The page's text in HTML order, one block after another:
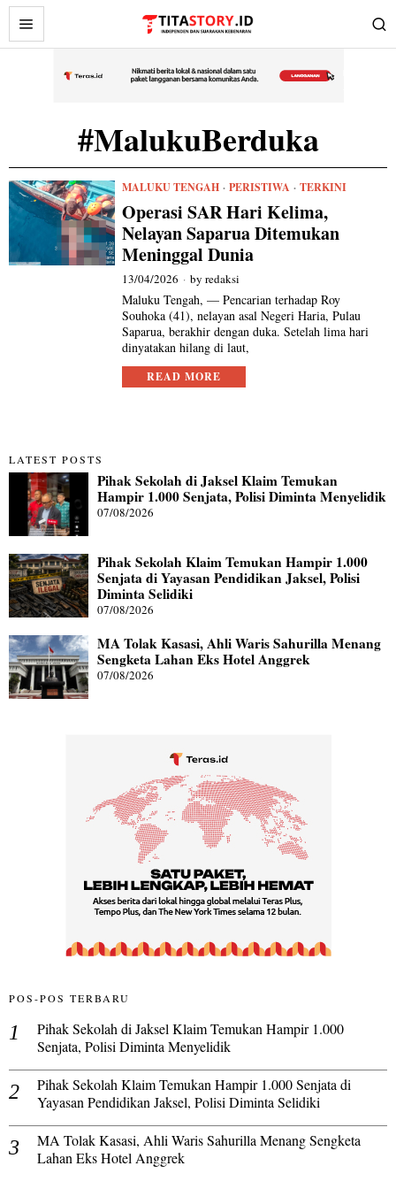
#MalukuBerduka
MALUKU TENGAH · PERISTIWA · TERKINI
Operasi SAR Hari Kelima,
Nelayan Saparua Ditemukan
Meninggal Dunia
13/04/2026 byredaksi
Maluku Tengah, — Pencarian terhadap Roy
Souhoka (41), nelayan asal Negeri Haria, Pulau
Saparua, berakhir dengan duka. Setelah lima hari
dinyatakan hilang di laut,
READ MORE
LATEST POSTS
Pihak Sekolah di Jaksel Klaim Temukan
Hampir 1.000 Senjata, Polisi Diminta Menyelidik
07/08/2026
Pihak Sekolah Klaim Temukan Hampir 1.000
Senjata di Yayasan Pendidikan Jaksel, Polisi
Diminta Selidiki
07/08/2026
MA Tolak Kasasi, Ahli Waris Sahurilla Menang
Sengketa Lahan Eks Hotel Anggrek
07/08/2026
POS-POS TERBARU
Pihak Sekolah di Jaksel Klaim Temukan Hampir 1.000
Senjata, Polisi Diminta Menyelidik
Pihak Sekolah Klaim Temukan Hampir 1.000 Senjata di
Yayasan Pendidikan Jaksel, Polisi Diminta Selidiki
MA Tolak Kasasi, Ahli Waris Sahurilla Menang Sengketa
Lahan Eks Hotel Anggrek